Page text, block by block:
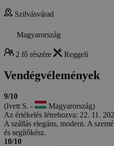
Szilvásvárad
Magyarország
2 fő részére Reggeli
Vendégvélemények
9/10
(Ivett S. -
Magyarország)
Az értékelés létrehozva: 22. 11.
A szállás elegáns, modern. A
és segítőkész.
10/10